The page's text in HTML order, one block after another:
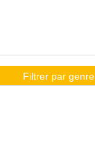
Filtrer par genre